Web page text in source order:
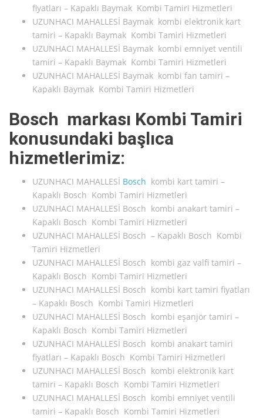
fiyatları – Kapaklı Baymak Kombi Tamiri Hizmetleri
UZUNHACI MAHALLESİ Baymak kombi elektronik kart
tamiri – Kapaklı Baymak Kombi Tamiri Hizmetleri
UZUNHACI MAHALLESİ Baymak kombi emniyet ventili
tamiri – Kapaklı Baymak Kombi Tamiri Hizmetleri
UZUNHACI MAHALLESİ Baymak kombi fan tamiri –
Kapaklı Baymak Kombi Tamiri Hizmetleri
Bosch markası Kombi Tamiri
konusundaki başlıca
hizmetlerimiz:
UZUNHACI MAHALLESİ Bosch kombi kart tamiri –
Kapaklı Bosch Kombi Tamiri Hizmetleri
UZUNHACI MAHALLESİ Bosch kombi anakart tamiri –
Kapaklı Bosch Kombi Tamiri Hizmetleri
UZUNHACI MAHALLESİ Bosch – Kapaklı Bosch Kombi
Tamiri Hizmetleri
UZUNHACI MAHALLESİ Bosch kombi gaz valfi tamiri –
Kapaklı Bosch Kombi Tamiri Hizmetleri
UZUNHACI MAHALLESİ Bosch kombi kart tamiri fiyatları
– Kapaklı Bosch Kombi Tamiri Hizmetleri
UZUNHACI MAHALLESİ Bosch kombi eşanjör tamiri –
Kapaklı Bosch Kombi Tamiri Hizmetleri
UZUNHACI MAHALLESİ Bosch kombi anakart tamiri
fiyatları – Kapaklı Bosch Kombi Tamiri Hizmetleri
UZUNHACI MAHALLESİ Bosch kombi elektronik kart
tamiri – Kapaklı Bosch Kombi Tamiri Hizmetleri
UZUNHACI MAHALLESİ Bosch kombi emniyet ventili
tamiri – Kapaklı Bosch Kombi Tamiri Hizmetleri